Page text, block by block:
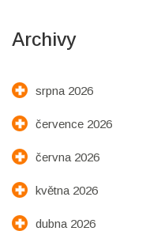
Archivy
srpna 2026
července 2026
června 2026
května 2026
dubna 2026